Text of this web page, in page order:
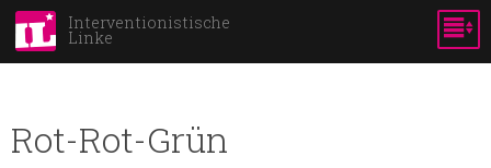
Skip to
content
Interventionistische
Linke
Rot-Rot-Grün